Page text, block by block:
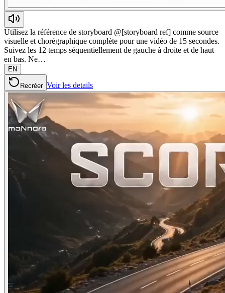
Utilisez la référence de storyboard @[storyboard ref] comme source
visuelle et chorégraphique complète pour une vidéo de 15 secondes.
Suivez les 12 temps séquentiellement de gauche à droite et de haut
en bas. Ne…
EN
Recréer Voir les details